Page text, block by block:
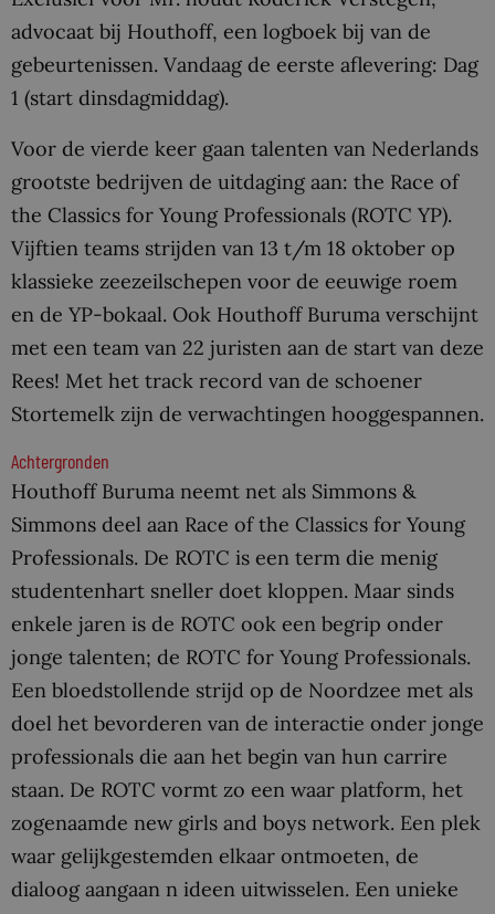
advocaat bij Houthoff, een logboek bij van de
gebeurtenissen. Vandaag de eerste aflevering: Dag
1 (start dinsdagmiddag).
Voor de vierde keer gaan talenten van Nederlands
grootste bedrijven de uitdaging aan: the Race of
the Classics for Young Professionals (ROTC YP).
Vijftien teams strijden van 13 t/m 18 oktober op
klassieke zeezeilschepen voor de eeuwige roem
en de YP-bokaal. Ook Houthoff Buruma verschijnt
met een team van 22 juristen aan de start van deze
Rees! Met het track record van de schoener
Stortemelk zijn de verwachtingen hooggespannen.
Achtergronden
Houthoff Buruma neemt net als Simmons &
Simmons deel aan Race of the Classics for Young
Professionals. De ROTC is een term die menig
studentenhart sneller doet kloppen. Maar sinds
enkele jaren is de ROTC ook een begrip onder
jonge talenten; de ROTC for Young Professionals.
Een bloedstollende strijd op de Noordzee met als
doel het bevorderen van de interactie onder jonge
professionals die aan het begin van hun carrire
staan. De ROTC vormt zo een waar platform, het
zogenaamde new girls and boys network. Een plek
waar gelijkgestemden elkaar ontmoeten, de
dialoog aangaan n ideen uitwisselen. Een unieke